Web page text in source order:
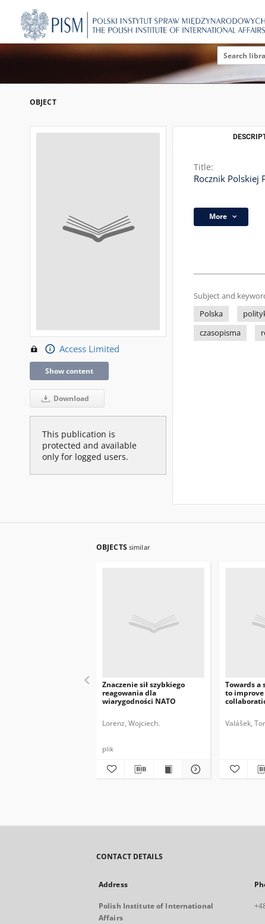
OBJECT
Access Limited
Show content
Download
This publication is
protected and available
only for logged users.
Title:
Rocznik Polskiej
More
Subject and
Polska
czasopisma
OBJECTS similar
Znaczenie sił szybkiego
reagowania dla
wiarygodności NATO
Lorenz, Wojciech.
plik
Towards a
to
expert
Valášek,
CONTACT DETAILS
Address
Polish Institute of International
Affairs